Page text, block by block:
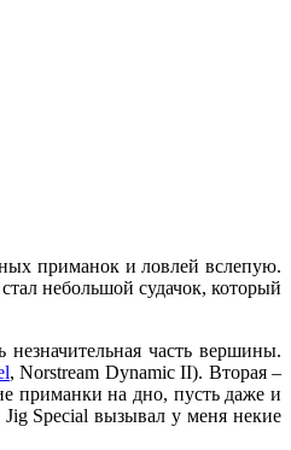
приманок и ловлей вслепую.
небольшой судачок, который
часть вершины.
, Norstream Dynamic II). Вторая –
приманки на дно, пусть даже и
Special вызывал у меня некие